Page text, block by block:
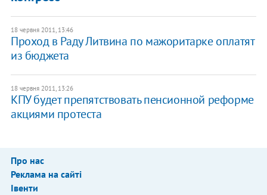
18 червня 2011, 13:46
Проход в Раду Литвина по мажоритарке оплатят
из бюджета
18 червня 2011, 13:26
КПУ будет препятствовать пенсионной реформе
акциями протеста
Про нас
Реклама на сайті
Івенти